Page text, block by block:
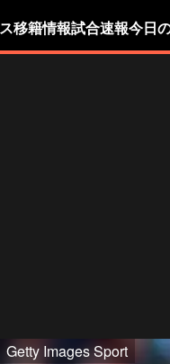
移籍情報試合速報今日
Getty Images Sport